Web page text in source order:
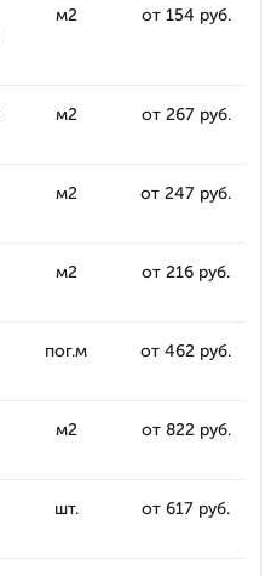
м2 от 154 руб.
м2 от 267 руб.
м2 от 247 руб.
м2 от 216 руб.
пог.м от 462 руб.
м2 от 822 руб.
шт. от 617 руб.